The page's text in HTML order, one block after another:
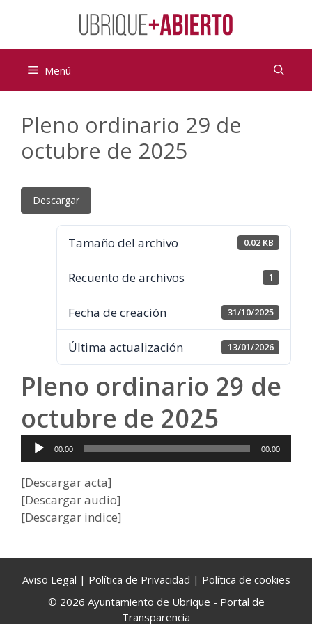
Menú
Pleno ordinario 29 de
octubre de 2025
Descargar
Tamaño del archivo 0.02 KB
Recuento de archivos 1
Fecha de creación 31/10/2025
Última actualización 13/01/2026
Pleno ordinario 29 de
octubre de 2025
Reproductor
de
audio
00:00 00:00
[Descargar acta]
[Descargar audio]
[Descargar indice]
Aviso Legal | Política de Privacidad | Política de cookies
© 2026 Ayuntamiento de Ubrique - Portal de
Transparencia